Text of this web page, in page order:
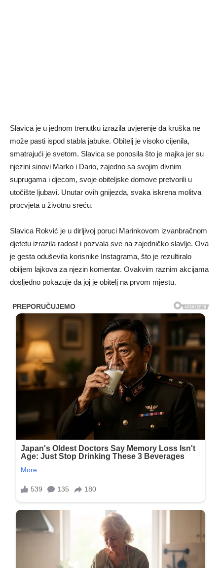
Slavica je u jednom trenutku izrazila uvjerenje da kruška ne
može pasti ispod stabla jabuke. Obitelj je visoko cijenila,
smatrajući je svetom. Slavica se ponosila što je majka jer su
njezini sinovi Marko i Dario, zajedno sa svojim divnim
suprugama i djecom, svoje obiteljske domove pretvorili u
utočište ljubavi. Unutar ovih gnijezda, svaka iskrena molitva
procvjeta u životnu sreću.
Slavica Rokvić je u dirljivoj poruci Marinkovom izvanbračnom
djetetu izrazila radost i pozvala sve na zajedničko slavlje. Ova
je gesta oduševila korisnike Instagrama, što je rezultiralo
obiljem lajkova za njezin komentar. Ovakvim raznim akcijama
dosljedno pokazuje da joj je obitelj na prvom mjestu.